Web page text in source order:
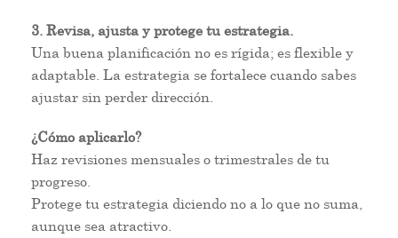
3. Revisa, ajusta y protege tu estrategia.
Una buena planificación no es rígida; es flexible y
adaptable. La estrategia se fortalece cuando sabes
ajustar sin perder dirección.
¿Cómo aplicarlo?
Haz revisiones mensuales o trimestrales de tu
progreso.
Protege tu estrategia diciendo no a lo que no suma,
aunque sea atractivo.